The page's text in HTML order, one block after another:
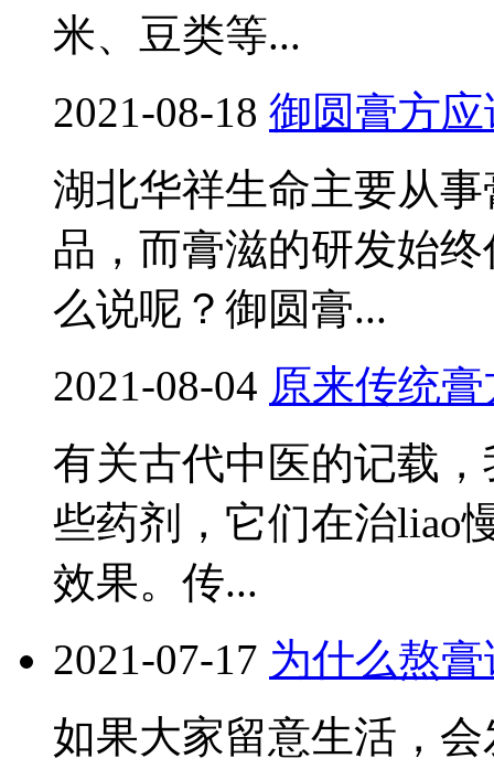
米、豆类等...
2021-08-18 御圆膏方
湖北华祥生命主要从
品，而膏滋的研发始
么说呢？御圆膏...
2021-08-04 原来传统
有关古代中医的记载
些药剂，它们在治liao
效果。传...
2021-07-17 为什么熬
如果大家留意生活，